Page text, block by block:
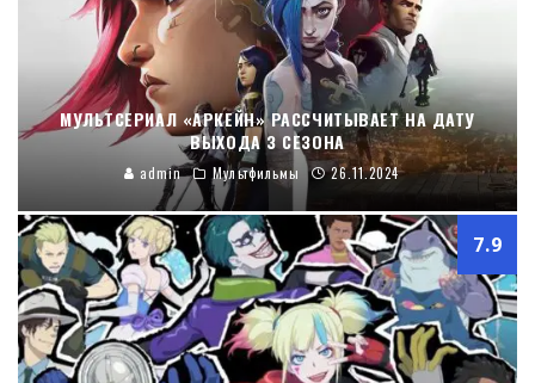
МУЛЬТСЕРИАЛ «АРКЕЙН» РАССЧИТЫВАЕТ НА ДАТУ
ВЫХОДА 3 СЕЗОНА
admin Мультфильмы 26.11.2024
7.9